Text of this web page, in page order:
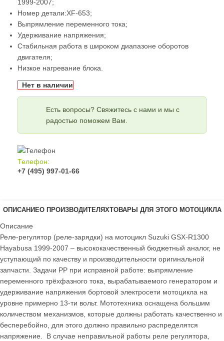
1999-2007;
Номер детали:XF-653;
Выпрямление переменного тока;
Удерживание напряжения;
Стабильная работа в широком диапазоне оборотов
двигателя;
Низкое нагревание блока.
Нет в наличии
Есть вопросы? Свяжитесь с нами и мы с
радостью поможем Вам.
Телефон:
+7 (495) 997-01-66
ОПИСАНИЕО ПРОИЗВОДИТЕЛЯХТОВАРЫ ДЛЯ ЭТОГО МОТОЦИКЛА
Описание
Реле-регулятор (реле-зарядки) на мотоцикл Suzuki GSX-R1300
Hayabusa 1999-2007 – высококачественный бюджетный аналог, не
уступающий по качеству и производительности оригинальной
запчасти. Задачи РР при исправной работе: выпрямление
переменного трёхфазного тока, вырабатываемого генератором и
удерживание напряжения бортовой электросети мотоцикла на
уровне примерно 13-ти вольт. Мототехника оснащена большим
количеством механизмов, которые должны работать качественно и
бесперебойно, для этого должно правильно распределятся
напряжение. В случае неправильной работы реле регулятора,